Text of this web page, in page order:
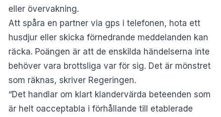
eller övervakning.
Att spåra en partner via gps i telefonen, hota ett
husdjur eller skicka förnedrande meddelanden kan
räcka. Poängen är att de enskilda händelserna inte
behöver vara brottsliga var för sig. Det är mönstret
som räknas, skriver Regeringen.
“Det handlar om klart klandervärda beteenden som
är helt oacceptabla i förhållande till etablerade